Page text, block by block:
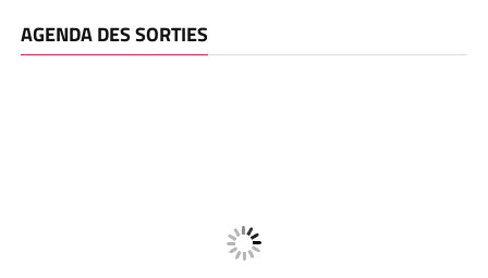
AGENDA DES SORTIES